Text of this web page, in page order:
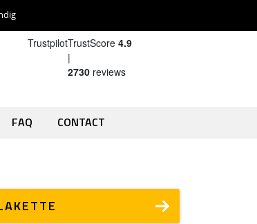
TrustpilotTrustScore 4.9
|
2730 reviews
FAQ CONTACT